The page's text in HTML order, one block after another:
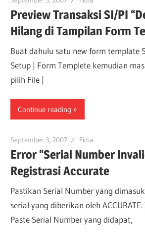
Preview Transaksi SI/PI
Hilang di Tampilan Form
Buat dahulu satu new form template
Setup | Form Templete kemudian
pilih File |
Continue reading
September 3, 2007 Fidia
Error “Serial Number
Registrasi Accurate
Pastikan Serial Number yang
serial yang diberikan oleh
Paste Serial Number yang didapat,